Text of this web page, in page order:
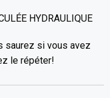
HYDRAULIQUE
saurez si vous avez
le répéter!